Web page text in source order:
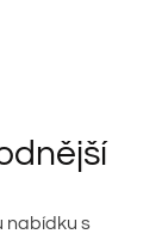
nabídku s